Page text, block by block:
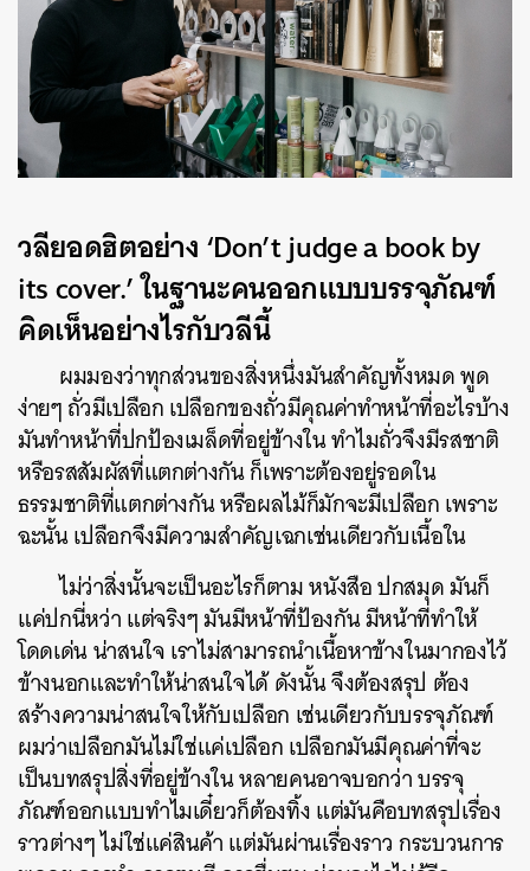
วลียอดฮิตอย่าง‘Don’t judge a book by
its cover.’ ในฐานะคนออกแบบบรรจุภัณฑ์
คิดเห็นอย่างไรกับวลีนี้
ผมมองว่าทุกส่วนของสิ่งหนึ่งมันสำคัญทั้งหมด พูด
ง่ายๆ ถั่วมีเปลือก เปลือกของถั่วมีคุณค่าทำหน้าที่อะไรบ้าง
มันทำหน้าที่ปกป้องเมล็ดที่อยู่ข้างใน ทำไมถั่วจึงมีรสชาติ
หรือรสสัมผัสที่แตกต่างกัน ก็เพราะต้องอยู่รอดใน
ธรรมชาติที่แตกต่างกัน หรือผลไม้ก็มักจะมีเปลือก เพราะ
ฉะนั้น เปลือกจึงมีความสำคัญเฉกเช่นเดียวกับเนื้อใน
ไม่ว่าสิ่งนั้นจะเป็นอะไรก็ตาม หนังสือ ปกสมุด มันก็
แค่ปกนี่หว่า แต่จริงๆ มันมีหน้าที่ป้องกัน มีหน้าที่ทำให้
โดดเด่น น่าสนใจ เราไม่สามารถนำเนื้อหาข้างในมากองไว้
ข้างนอกและทำให้น่าสนใจได้ ดังนั้น จึงต้องสรุป ต้อง
สร้างความน่าสนใจให้กับเปลือก เช่นเดียวกับบรรจุภัณฑ์
ผมว่าเปลือกมันไม่ใช่แค่เปลือก เปลือกมันมีคุณค่าที่จะ
เป็นบทสรุปสิ่งที่อยู่ข้างใน หลายคนอาจบอกว่า บรรจุ
ภัณฑ์ออกแบบทำไมเดี๋ยวก็ต้องทิ้ง แต่มันคือบทสรุปเรื่อง
ราวต่างๆ ไม่ใช่แค่สินค้า แต่มันผ่านเรื่องราว กระบวนการ
SHARE TWEET LINE EMAIL